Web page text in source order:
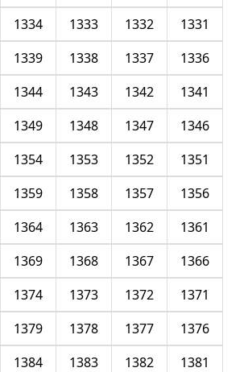
1331
1332
1333
1334
1336
1337
1338
1339
1341
1342
1343
1344
1346
1347
1348
1349
1351
1352
1353
1354
1356
1357
1358
1359
1361
1362
1363
1364
1366
1367
1368
1369
1371
1372
1373
1374
1376
1377
1378
1379
1381
1382
1383
1384